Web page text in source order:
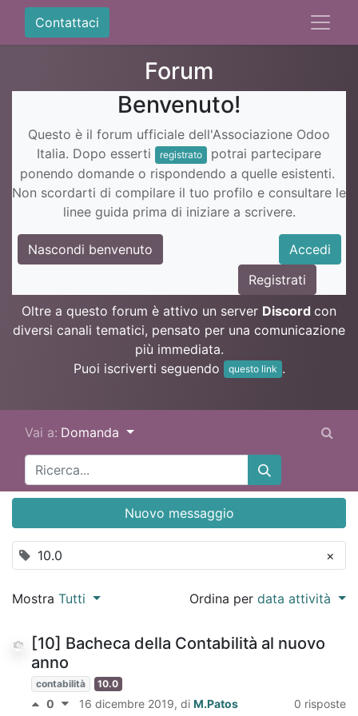
Contattaci
Forum
Benvenuto!
Questo è il forum ufficiale dell'Associazione Odoo
Italia. Dopo esserti
registrato
potrai partecipare
ponendo domande o rispondendo a quelle esistenti.
Non scordarti di compilare il tuo profilo e consultare le
linee guida prima di iniziare a scrivere.
Nascondi benvenuto
Accedi
Registrati
Oltre a questo forum è attivo un server Discord con
diversi canali tematici, pensato per una comunicazione
più immediata.
Puoi iscriverti seguendo
questo link .
Vai a: Domanda
10.0 ×
Nuovo messaggio
Mostra Tutti Ordina perdata attività
[10] Bacheca della Contabilità al nuovo
anno
contabilità 10.0
0 16 dicembre 2019, di M.Patos 0 risposte